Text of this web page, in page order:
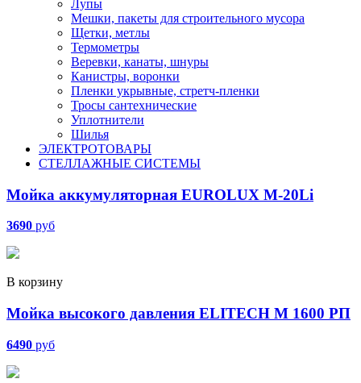
Лупы
Мешки, пакеты для строительного мусора
Щетки, метлы
Термометры
Веревки, канаты, шнуры
Канистры, воронки
Пленки укрывные, стретч-пленки
Тросы сантехнические
Уплотнители
Шилья
ЭЛЕКТРОТОВАРЫ
СТЕЛЛАЖНЫЕ СИСТЕМЫ
Мойка аккумуляторная EUROLUX M-20Li
3690 руб
В корзину
Мойка высокого давления ELITECH М 1600 РП
6490 руб